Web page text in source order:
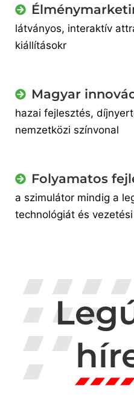
látványos, interaktív
kiállításokr
Magyar
hazai fejlesztés,
nemzetközi színvonal
Folyamatos
a szimulátor mindig a
technológiát és